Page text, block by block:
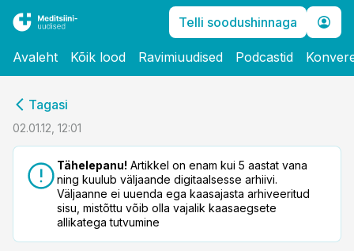
Telli soodushinnaga
Avaleht Kõik lood Ravimiuudised Podcastid
Tagasi
02.01.12, 12:01
Tähelepanu! Artikkel on enam kui 5 aastat vana
ning kuulub väljaande digitaalsesse arhiivi.
Väljaanne ei uuenda ega kaasajasta arhiveeritud
sisu, mistõttu võib olla vajalik kaasaegsete
allikatega tutvumine